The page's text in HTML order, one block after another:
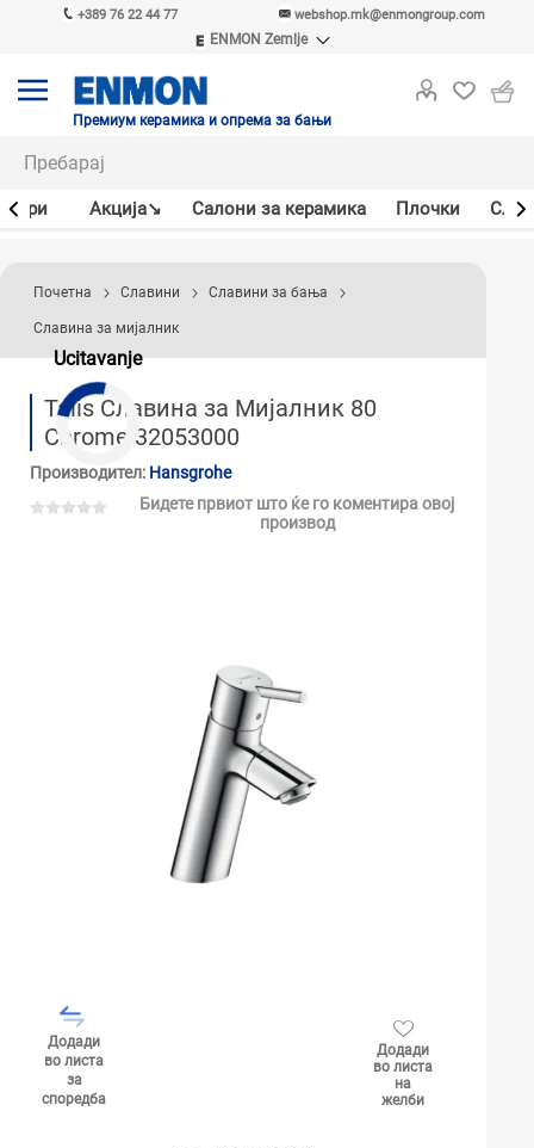
+389 76 22 44 77 webshop.mk@enmongroup.com
ENMON Zemlje
ENMON MKD
Премиум керамика и опрема за бањи
Акцијa↘ Салони за керамика Плочки
Ucitavanje
Почетна Славини Славини за бања
Славина за мијалник
Talis Славина за Мијалник 80
Chrome 32053000
Производител: Hansgrohe
Бидете првиот што ќе го коментира овој
производ
Додади
во листа
за
споредба
Додади
во листа
на
желби